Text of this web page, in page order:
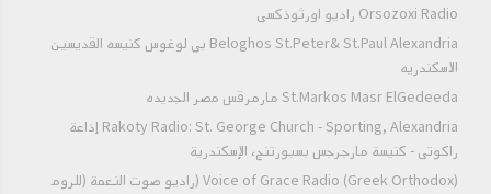
Orsozoxi Radio راديو اورثوذكسى
Beloghos St.Peter& St.Paul Alexandria بي لوغوس كنيسه القديسين
الاسكندريه
St.Markos Masr ElGedeeda مارمرقس مصر الجديده
Rakoty Radio: St. George Church - Sporting, Alexandria إذاعة
راكوتى - كنيسة مارجرجس بسبورتنج، الإسكندرية
Voice of Grace Radio (Greek Orthodox) (راديو صوت النعمة (للروم